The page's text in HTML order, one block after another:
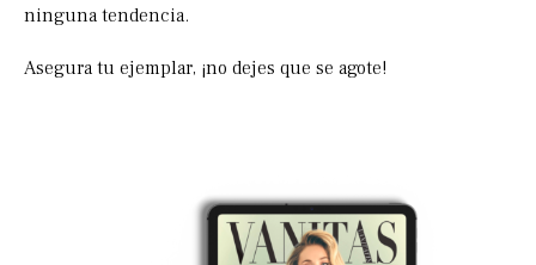
ninguna tendencia.
Asegura tu ejemplar, ¡no dejes que se agote!